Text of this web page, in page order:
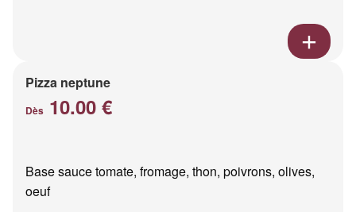
Pizza neptune
Dès 10.00 €
Base sauce tomate, fromage, thon, poivrons, olives,
oeuf